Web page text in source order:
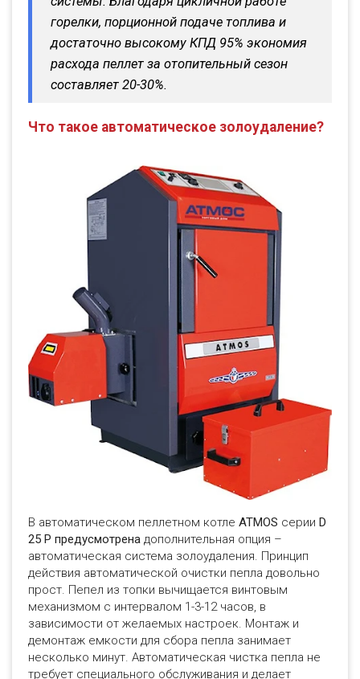
горелки, порционной подаче топлива и
достаточно высокому КПД 95% экономия
расхода пеллет за отопительный сезон
составляет 20-30%.
Что такое автоматическое золоудаление?
В автоматическом пеллетном котле ATMOS серии D
25 P предусмотрена дополнительная опция –
автоматическая система золоудаления. Принцип
действия автоматической очистки пепла довольно
прост. Пепел из топки вычищается винтовым
механизмом с интервалом 1-3-12 часов, в
зависимости от желаемых настроек. Монтаж и
демонтаж емкости для сбора пепла занимает
несколько минут. Автоматическая чистка пепла не
требует специального обслуживания и делает